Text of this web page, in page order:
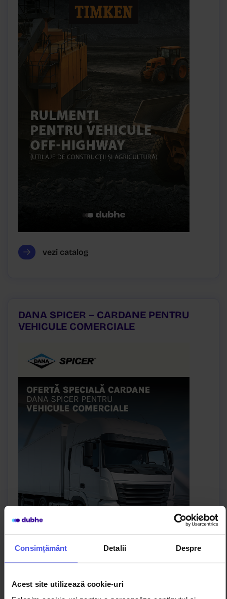
Consimțământ Detalii Despre
Acest site utilizează cookie-uri
vezi catalog
DANA SPICER – CARDANE PENTRU
VEHICULE COMERCIALE